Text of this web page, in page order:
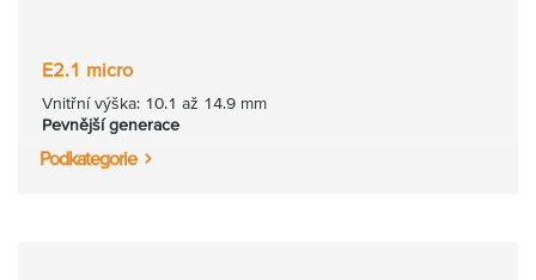
E2.1 micro
Vnitřní výška: 10.1 až 14.9 mm
Pevnější generace
Podkategorie